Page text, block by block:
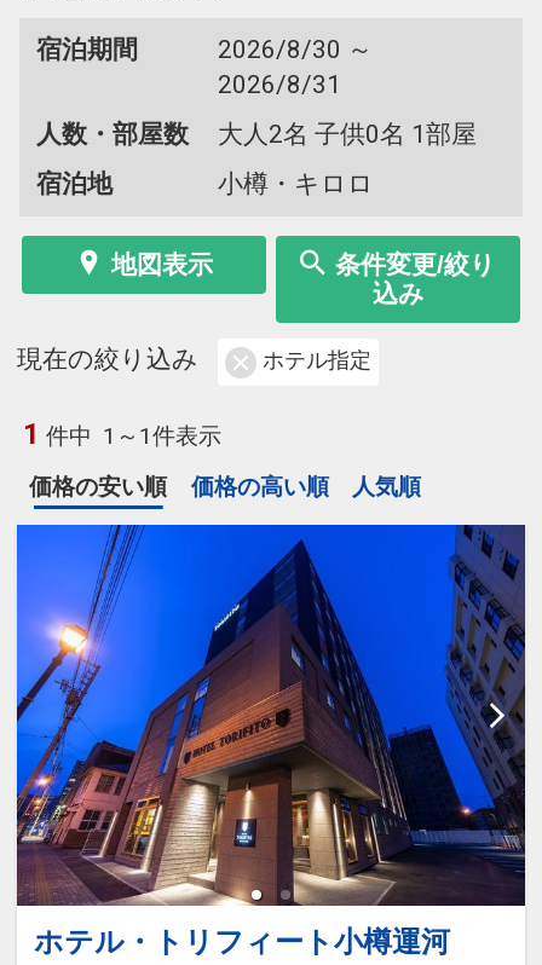
宿泊期間
2026/8/30 ～
2026/8/31
人数・部屋数
大人2名 子供0名 1部屋
宿泊地
小樽・キロロ
地図表示
条件変更/絞り
込み
現在の絞り込み ホテル指定
1 件中 1～1件表示
価格の安い順
価格の高い順 人気順
ホテル・トリフィート小樽運河